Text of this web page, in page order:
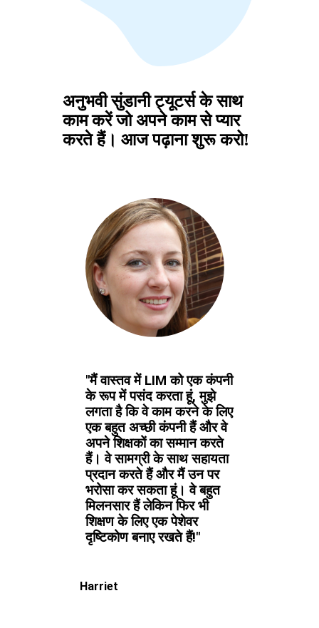
अनुभवी सुंडानी ट्यूटर्स के साथ
काम करें जो अपने काम से प्यार
करते हैं। आज पढ़ाना शुरू करो!
"मैं वास्तव में LIM को एक कंपनी
के रूप में पसंद करता हूं, मुझे
लगता है कि वे काम करने के लिए
एक बहुत अच्छी कंपनी हैं और वे
अपने शिक्षकों का सम्मान करते
हैं। वे सामग्री के साथ सहायता
प्रदान करते हैं और मैं उन पर
भरोसा कर सकता हूं। वे बहुत
मिलनसार हैं लेकिन फिर भी
शिक्षण के लिए एक पेशेवर
दृष्टिकोण बनाए रखते हैं!"
Harriet